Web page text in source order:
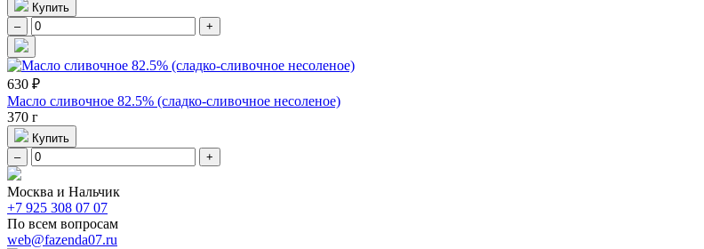
Купить
–
+
630 ₽
Масло сливочное 82.5% (сладко-сливочное несоленое)
370 г
Купить
–
+
Москва и Нальчик
+7 925 308 07 07
По всем вопросам
web@fazenda07.ru